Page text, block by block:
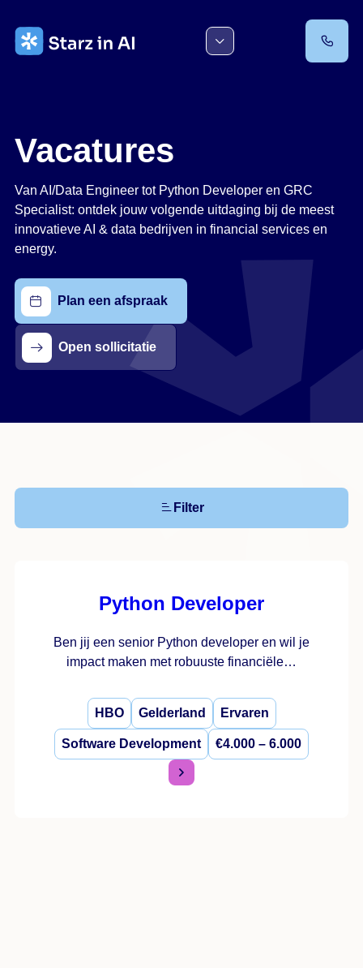
naar
Vacatures
Van AI/Data Engineer tot Python Developer en GRC
Specialist: ontdek jouw volgende uitdaging bij de meest
innovatieve AI & data bedrijven in financial services en
energy.
Plan een afspraak
Open sollicitatie
Filter
Python Developer
Ben jij een senior Python developer en wil je
impact maken met robuuste financiële…
HBO Gelderland Ervaren
Software Development €4.000 – 6.000